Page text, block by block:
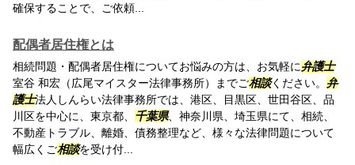
確保することで、ご依頼...
配偶者居住権とは
相続問題・配偶者居住権についてお悩みの方は、お気軽に弁護士
室谷 和宏（広尾マイスター法律事務所）までご相談ください。 弁
護士法人しんらい法律事務所では、港区、目黒区、世田谷区、品
川区を中心に、東京都、 千葉県、神奈川県、埼玉県にて、相続、
不動産トラブル、離婚、債務整理など、様々な法律問題について
幅広くご相談を受け付...